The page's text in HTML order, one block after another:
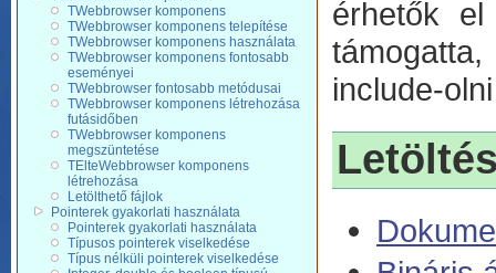
TWebbrowser komponens
TWebbrowser komponens telepítése
TWebbrowser komponens használata
TWebbrowser komponens fontosabb
eseményei
TWebbrowser fontosabb metódusai
TWebbrowser komponens létrehozása
futásidőben
TWebbrowser komponens
megszüntetése
TElteWebbrowser komponens
létrehozása
Letölthető fájlok
Pointerek gyakorlati használata
Pointerek gyakorlati használata
Típusos pointerek viselkedése
Típus nélküli pointerek viselkedése
érhetők
include-